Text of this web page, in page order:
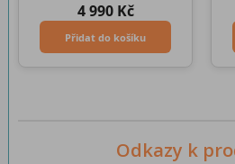
4 990 Kč
Přidat do košíku
Odkazy k